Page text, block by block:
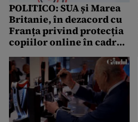
POLITICO: SUA și Marea
Britanie, în dezacord cu
Franța privind protecția
copiilor online în cadrul